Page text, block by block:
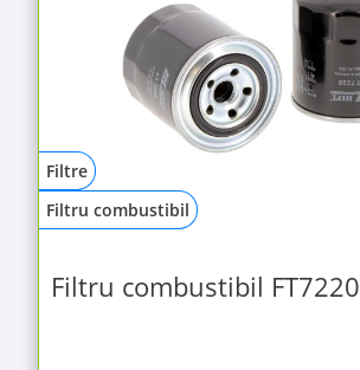
Filtre
Filtru combustibil
Filtru combustibil FT7220